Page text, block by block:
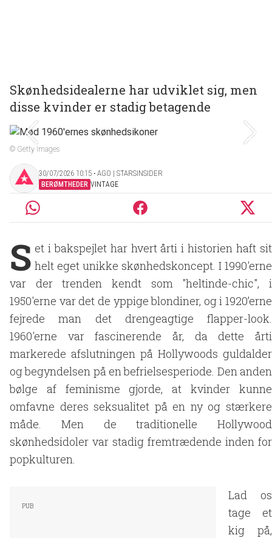
Skønhedsidealerne har udviklet sig, men
disse kvinder er stadig betagende
© Getty Images
30/07/2026 10:15 ‧ AGO | STARSINSIDER
BERØMTHEDER VINTAGE
S et i bakspejlet har hvert årti i historien haft sit
helt eget unikke skønhedskoncept. I 1990'erne
var der trenden kendt som "heltinde-chic", i
1950'erne var det de yppige blondiner, og i 1920’erne
fejrede man det drengeagtige flapper-look.
1960'erne var fascinerende år, da dette årti
markerede afslutningen på Hollywoods guldalder
og begyndelsen på en befrielsesperiode. Den anden
bølge af feminisme gjorde, at kvinder kunne
omfavne deres seksualitet på en ny og stærkere
måde. Men de traditionelle Hollywood
skønhedsidoler var stadig fremtrædende inden for
popkulturen.
Lad os
tage et
kig på,